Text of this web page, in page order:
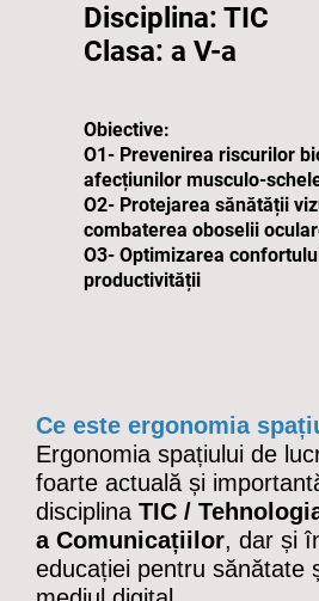
Disciplina: TIC
Clasa: a V-a
Obiective:
O1- Prevenirea riscurilor
afecțiunilor musculo-
O2- Protejarea sănătății
combaterea oboselii
O3- Optimizarea
productivității
Ce este ergonomia
Ergonomia spațiului de
foarte actuală și
disciplina TIC /
a Comunicațiilor, dar și
educației pentru sănătate